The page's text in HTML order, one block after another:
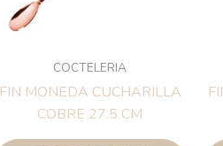
COCTELERIA
FIN MONEDA CUCHARILLA
COBRE 27.5 CM